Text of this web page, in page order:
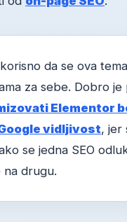
da se ova
za sebe. Dobro
Elementor
vidljivost, jer
se jedna SEO
na drugu.